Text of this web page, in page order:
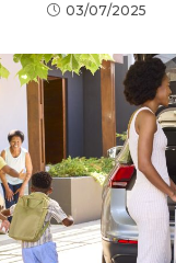
03/07/2025